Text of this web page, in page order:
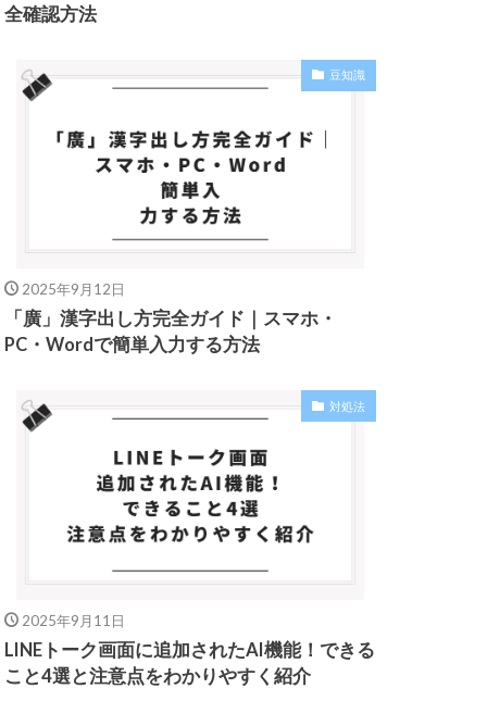
全確認方法
豆知識
2025年9月12日
「廣」漢字出し方完全ガイド｜スマホ・
PC・Wordで簡単入力する方法
対処法
2025年9月11日
LINEトーク画面に追加されたAI機能！できる
こと4選と注意点をわかりやすく紹介